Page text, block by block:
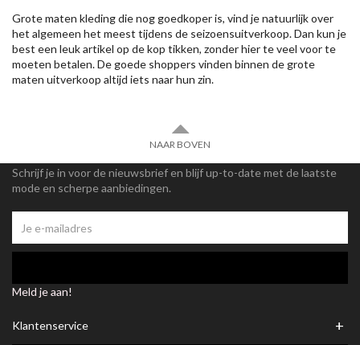
Grote maten kleding die nog goedkoper is, vind je natuurlijk over
het algemeen het meest tijdens de seizoensuitverkoop. Dan kun je
best een leuk artikel op de kop tikken, zonder hier te veel voor te
moeten betalen. De goede shoppers vinden binnen de grote
maten uitverkoop altijd iets naar hun zin.
NAAR BOVEN
Schrijf je in voor de nieuwsbrief en blijf up-to-date met de laatste
mode en scherpe aanbiedingen.
Meld je aan!
Klantenservice +